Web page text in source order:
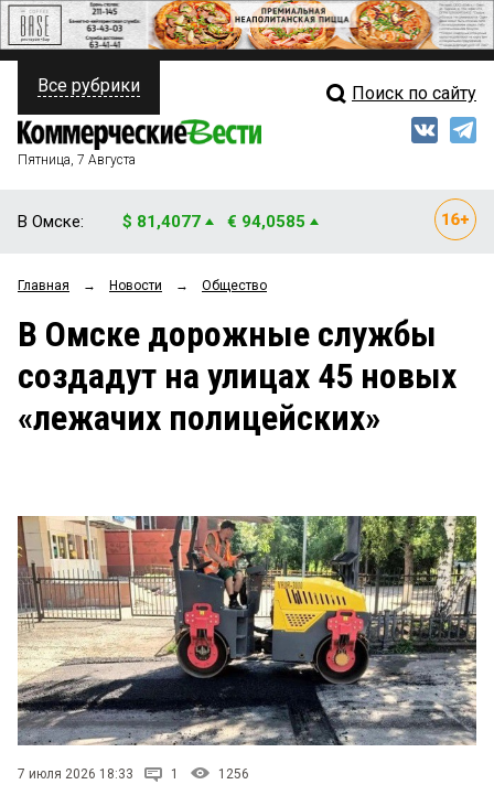
ПОЛИТИКА
ФИНАНСЫ
ОБЩЕСТВО
ЗАКОН
НОВОСТИ КОМПАНИЙ
Свежий выпуск
Рейтинги
Блоги
Архив
Все рубрики Поиск по сайту
Пятница, 7 Августа
В Омске: $ 81,4077 € 94,0585
Главная → Новости → Общество
В Омске дорожные службы
создадут на улицах 45 новых
«лежачих полицейских»
7 июля 2026 18:33 1 1256